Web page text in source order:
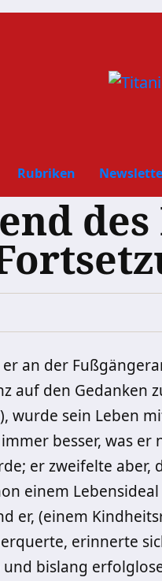
Rubriken
an der
auf den Gedanken
wurde sein Leben
besser, was
er zweifelte aber,
einem
er, (einem
erinnerte
bislang